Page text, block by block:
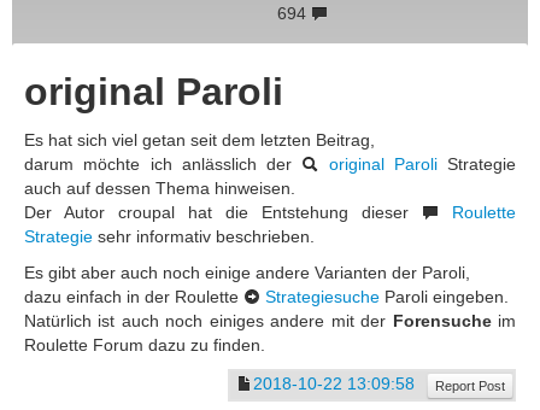
694
original Paroli
Es hat sich viel getan seit dem letzten Beitrag,
darum möchte ich anlässlich der
original ParoliStrategie
auch auf dessen Thema hinweisen.
Der Autor croupal hat die Entstehung dieser
Roulette
Strategie sehr informativ beschrieben.
Es gibt aber auch noch einige andere Varianten der Paroli,
dazu einfach in der Roulette
Strategiesuche Paroli eingeben.
Natürlich ist auch noch einiges andere mit der Forensucheim
Roulette Forum dazu zu finden.
2018-10-22 13:09:58
Report Post